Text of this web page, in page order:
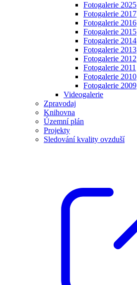
Fotogalerie 2025
Fotogalerie 2017
Fotogalerie 2016
Fotogalerie 2015
Fotogalerie 2014
Fotogalerie 2013
Fotogalerie 2012
Fotogalerie 2011
Fotogalerie 2010
Fotogalerie 2009
Videogalerie
Zpravodaj
Knihovna
Územní plán
Projekty
Sledování kvality ovzduší